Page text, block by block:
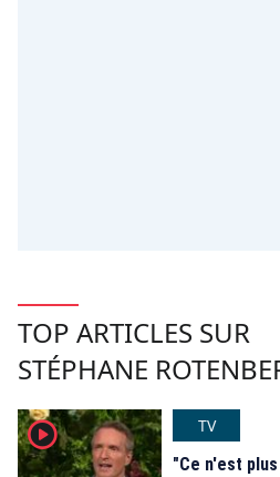
TOP ARTICLES SUR
STÉPHANE
player2
TV
"Ce n'est